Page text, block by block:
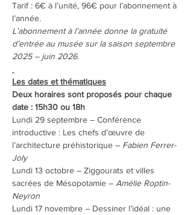
Tarif : 6€ à l’unité, 96€ pour l’abonnement à
l’année.
L’abonnement à l’année donne la gratuité
d’entrée au musée sur la saison septembre
2025 – juin 2026.
Les dates et thématiques
Deux horaires sont proposés pour chaque
date : 15h30 ou 18h
Lundi 29 septembre – Conférence
introductive : Les chefs d’œuvre de
l’architecture préhistorique – Fabien Ferrer-
Joly
Lundi 13 octobre – Ziggourats et villes
sacrées de Mésopotamie – Amélie Roptin-
Neyron
Lundi 17 novembre – Dessiner l’idéal : une